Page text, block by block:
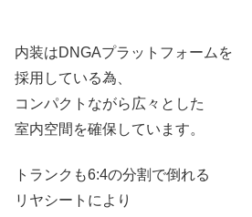
内装はDNGAプラットフォームを
採用している為、
コンパクトながら広々とした
室内空間を確保しています。
トランクも6:4の分割で倒れる
リヤシートにより